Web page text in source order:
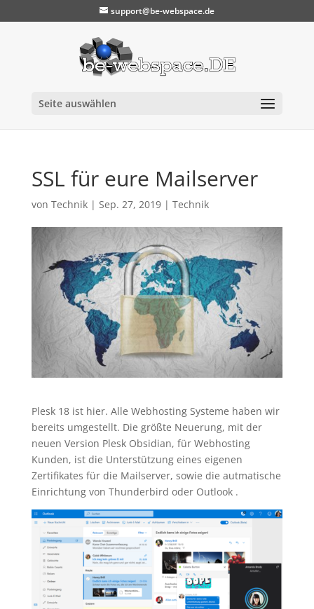
support@be-webspace.de
Seite auswählen
SSL für eure Mailserver
von Technik| Sep. 27, 2019| Technik
Plesk 18 ist hier. Alle Webhosting Systeme haben wir
bereits umgestellt. Die größte Neuerung, mit der
neuen Version Plesk Obsidian, für Webhosting
Kunden, ist die Unterstützung eines eigenen
Zertifikates für die Mailserver, sowie die autmatische
Einrichtung von Thunderbird oder Outlook .